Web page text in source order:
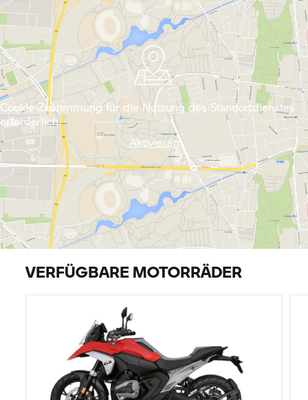
Cookie-Zustimmung für die Nutzung des Standortdienstes
erforderlich.
Aktivieren
VERFÜGBARE MOTORRÄDER